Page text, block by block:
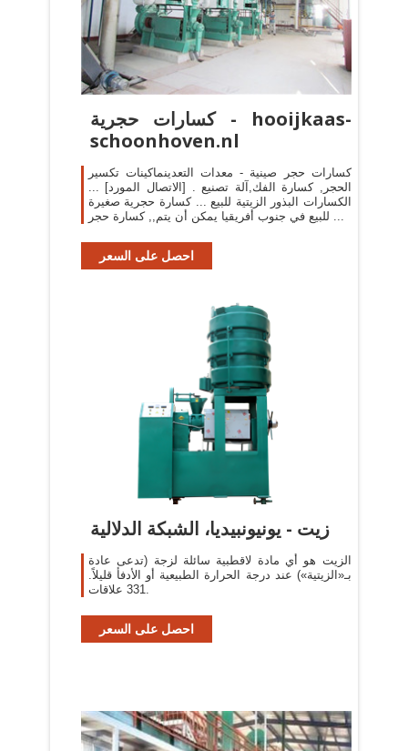
كسارات حجرية - hooijkaas-
schoonhoven.nl
كسارات حجر صينية - معدات التعدينماكينات تكسير
الحجر, كسارة الفك,آلة تصنيع . [الاتصال المورد] ...
الكسارات البذور الزيتية للبيع ... كسارة حجرية صغيرة
للبيع في جنوب أفريقيا يمكن أن يتم,, كسارة حجر ...
احصل على السعر
زيت - يونيونبيديا، الشبكة الدلالية
الزيت هو أي مادة لاقطبية سائلة لزجة (تدعى عادة
بـ«الزيتية») عند درجة الحرارة الطبيعية أو الأدفأ قليلاً.
331 علاقات.
احصل على السعر